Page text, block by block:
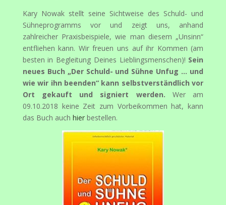
Kary Nowak stellt seine Sichtweise des Schuld- und
Sühneprogramms vor und zeigt uns, anhand
zahlreicher Praxisbeispiele, wie man diesem „Unsinn“
entfliehen kann. Wir freuen uns auf ihr Kommen (am
besten in Begleitung Deines Lieblingsmenschen)! Sein
neues Buch „Der Schuld- und Sühne Unfug … und
wie wir ihn beenden“ kann selbstverständlich vor
Ort gekauft und signiert werden. Wer am
09.10.2018 keine Zeit zum Vorbeikommen hat, kann
das Buch auch hierbestellen.